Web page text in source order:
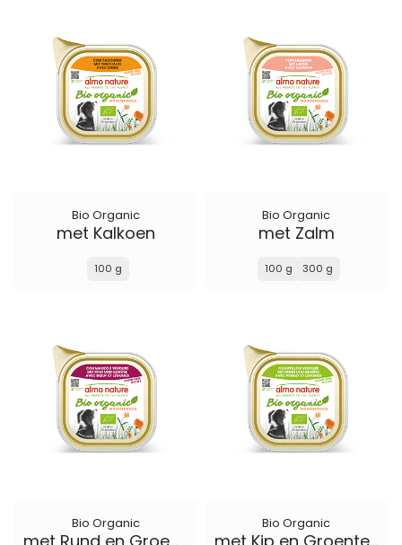
Bio Organic
met Kalkoen
100 g
Bio Organic
met Zalm
100 g 300 g
Bio Organic Bio Organic